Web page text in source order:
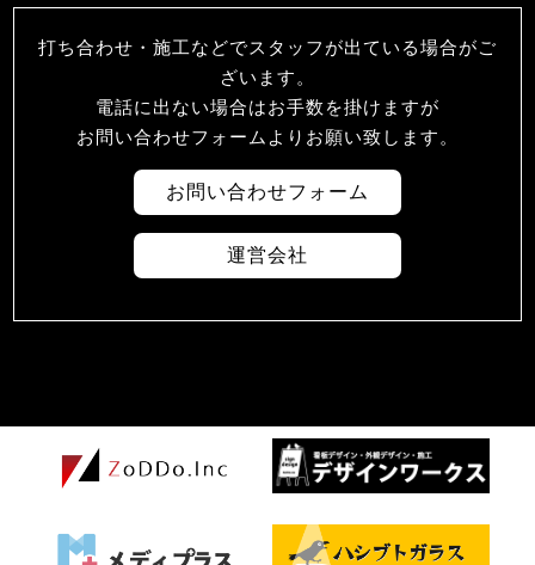
打ち合わせ・施工などでスタッフが出ている場合がご
ざいます。
電話に出ない場合はお手数を掛けますが
お問い合わせフォームよりお願い致します。
お問い合わせフォーム
運営会社